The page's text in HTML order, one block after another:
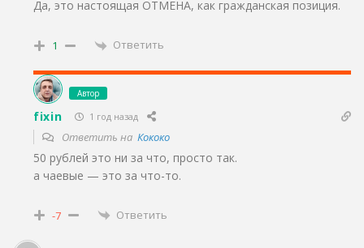
Да, это настоящая ОТМЕНА, как гражданская позиция.
1 Ответить
Автор
fixin 1 год назад
Ответить на Кококо
50 рублей это ни за что, просто так.
а чаевые — это за что-то.
-7 Ответить